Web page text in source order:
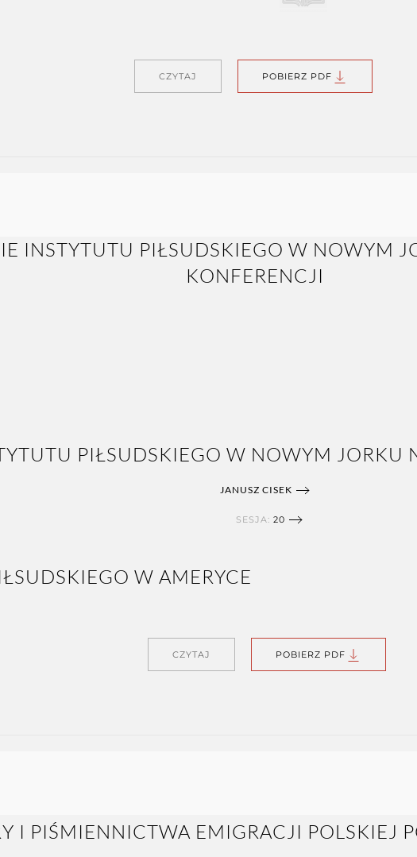
CZYTAJ POBIERZ PDF
PIŁSUDSKIEGO W NOWYM JORKU
JANUSZ CISEK
SESJA: 20
CZYTAJ POBIERZ PDF